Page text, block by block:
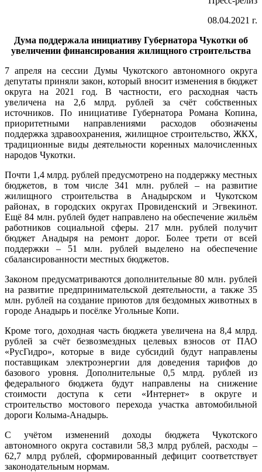
08.04.2021 г.
Дума поддержала инициативу Губернатора Чукотки об
увеличении финансирования жилищного строительства
7 апреля на сессии Думы Чукотского автономного округа
депутаты приняли закон, который вносит изменения в бюджет
округа на 2021 год. В частности, его расходная часть
увеличена на 2,6 млрд. рублей за счёт собственных
источников. По инициативе Губернатора Романа Копина,
приоритетными направлениями расходов обозначены
поддержка здравоохранения, жилищное строительство, ЖКХ,
традиционные виды деятельности коренных малочисленных
народов Чукотки.
Почти 1,4 млрд. рублей предусмотрено на поддержку местных
бюджетов, в том числе 341 млн. рублей – на развитие
жилищного строительства в Анадырском и Чукотском
районах, в городских округах Провиденский и Эгвекинот.
Ещё 84 млн. рублей будет направлено на обеспечение жильём
работников социальной сферы. 217 млн. рублей получит
бюджет Анадыря на ремонт дорог. Более трети от всей
поддержки – 51 млн. рублей выделено на обеспечение
сбалансированности местных бюджетов.
Законом предусматриваются дополнительные 80 млн. рублей
на развитие предпринимательской деятельности, а также 35
млн. рублей на создание приютов для бездомных животных в
городе Анадырь и посёлке Угольные Копи.
Кроме того, доходная часть бюджета увеличена на 8,4 млрд.
рублей за счёт безвозмездных целевых взносов от ПАО
«РусГидро», которые в виде субсидий будут направлены
поставщикам электроэнергии для доведения тарифов до
базового уровня. Дополнительные 0,5 млрд. рублей из
федерального бюджета будут направлены на снижение
стоимости доступа к сети «Интернет» в округе и
строительство мостового перехода участка автомобильной
дороги Колыма-Анадырь.
С учётом изменений доходы бюджета Чукотского
автономного округа составили 58,3 млрд рублей, расходы –
62,7 млрд рублей, сформированный дефицит соответствует
законодательным нормам.